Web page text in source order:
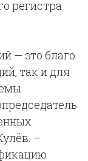
регистра
— это благо
так и для
–